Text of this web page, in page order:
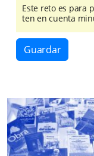
Este reto es para
ten en cuenta
Guardar